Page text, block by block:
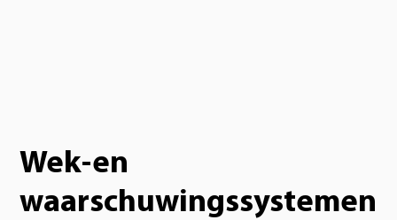
Wek-en
waarschuwingssystemen